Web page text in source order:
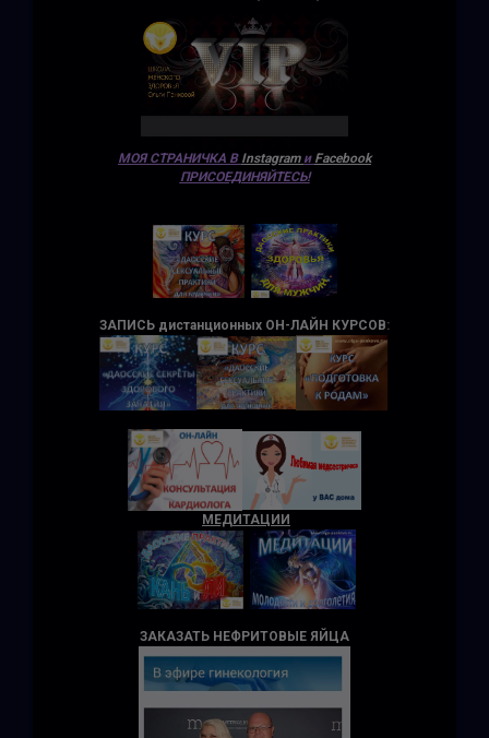
МОЯ СТРАНИЧКА В Instagram и Facebook
ПРИСОЕДИНЯЙТЕСЬ!
ЗАПИСЬ дистанционных ОН-ЛАЙН КУРСОВ:
МЕДИТАЦИИ
ЗАКАЗАТЬ НЕФРИТОВЫЕ ЯЙЦА